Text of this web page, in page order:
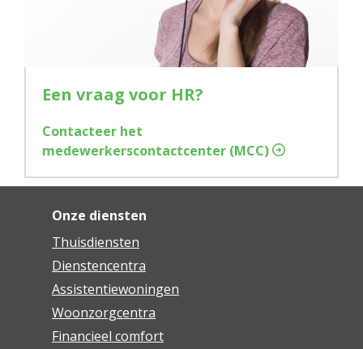
Een vraag voor HR?
Contacteer het
medewerkerscontactcenter (MCC)
Onze diensten
Thuisdiensten
Dienstencentra
Assistentiewoningen
Woonzorgcentra
Financieel comfort